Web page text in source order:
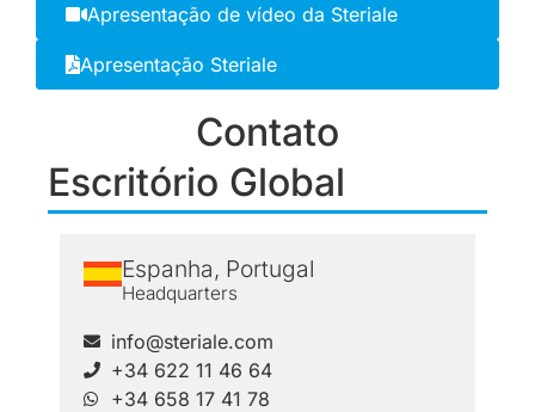
Apresentação de vídeo da Steriale
Apresentação Steriale
Contato
Escritório Global
Espanha, Portugal
Headquarters
info@steriale.com
+34 622 11 46 64
+34 658 17 41 78